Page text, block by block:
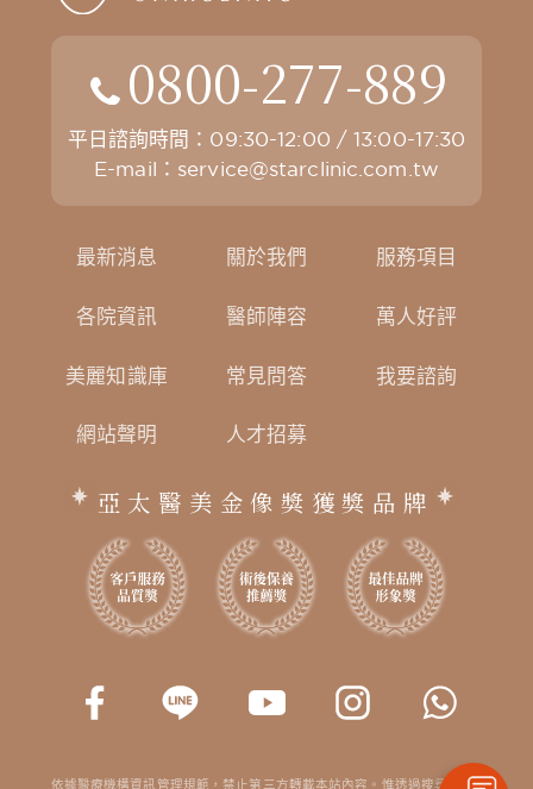
0800-277-889
平日諮詢時間：09:30-12:00 / 13:00-17:30
E-mail： service@starclinic.com.tw
最新消息 關於我們 服務項目
各院資訊 醫師陣容 萬人好評
美麗知識庫 常見問答 我要諮詢
網站聲明 人才招募
亞太醫美金像獎獲獎品牌
依據醫療機構資訊管理規範，禁止第三方轉載本站內容。惟透過搜尋